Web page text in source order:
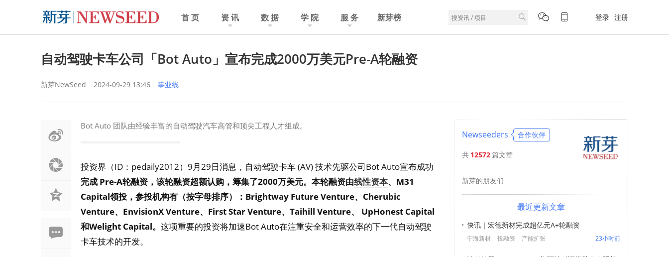
首 页 资 讯 数 据 学 院 服 务 新芽榜 登录 注册
自动驾驶卡车公司「Bot Auto」宣布完成2000万美元Pre-A轮融资
新芽NewSeed 2024-09-29 13:46 事业线
Bot Auto 团队由经验丰富的自动驾驶汽车高管和顶尖工程人才组成。
投资界（ID：pedaily2012）9月29日消息，自动驾驶卡车 (AV) 技术先驱公司Bot Auto宣布成功
完成 Pre-A轮融资，该轮融资超额认购，筹集了2000万美元。本轮融资由线性资本、M31
Capital领投，参投机构有（按字母排序）：Brightway Future Venture、Cherubic
Venture、EnvisionX Venture、First Star Venture、Taihill Venture、 UpHonest Capital
和Welight Capital。 这项重要的投资将加速Bot Auto在注重安全和运营效率的下一代自动驾驶
卡车技术的开发。
Newseeders 合作伙伴
共 12572篇文章
新芽的朋友们
最近更新文章
快讯｜宏德新材完成超亿元A+轮融资
23小时前
宁海新材 投融资 产能扩张